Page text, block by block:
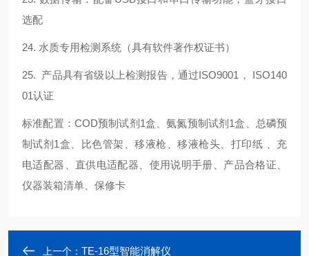
选配
24. 水质专用检测系统（具有软件著作权证书）
25. 产品具有省级以上检测报告，通过ISO9001， ISO140
01认证
标准配置：COD预制试剂1盒、氨氮预制试剂1盒、总磷预
制试剂1盒、比色管架、移液枪、移液枪头、打印纸 、充
电适配器、直供电适配器、使用说明手册、产品合格证、
仪器装箱清单、保修卡
上一个： TE-16型智能消解仪